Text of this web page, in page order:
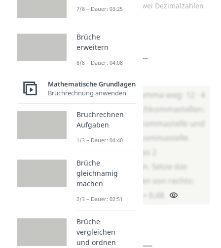
Multiplikation von zwei Dezimalzahlen
Aufgabe 1
Lass zuerst das Komma weg: 12 · 4
= 48. Zähle die Nachkommastellen:
1,2 hat eine Nachkommastelle und
0,4 hat eine Nachkommastelle.
Zusammen sind das 2
Nachkommastellen. Setze das
Komma zwei Stellen von rechts:
Ergebnis: 1,2 · 0,4 = 0,48
Aufgabe 2
Rechne: 2,35 · 0,2 = ___
7/8 – Dauer: 03:25
Brüche
erweitern
8/8 – Dauer: 04:08
Mathematische Grundlagen
Bruchrechnung anwenden
Bruchrechnen
Aufgaben
1/3 – Dauer: 04:40
Brüche
gleichnamig
machen
2/3 – Dauer: 02:51
Brüche
vergleichen
und ordnen